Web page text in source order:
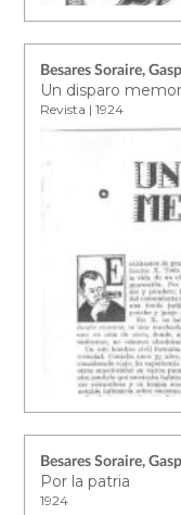
Besares Soraire,
Un disparo
Revista | 1924
Besares Soraire,
Por la patria
1924